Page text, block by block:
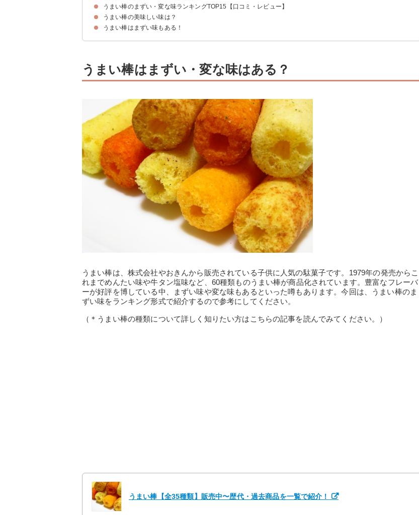
うまい棒のまずい・変な味ランキングTOP15【口コミ・レビュー】
15位：さとうきび味
14位：ココア味
13位：プレミアムうまい棒 和風ステーキ味
12位：エビマヨネーズ味
11位：モッツアレラチーズ＆カマンベールチーズ味
10位：シュガーラスク味
9位：とんかつソース味
8位：テリヤキバーガー味
7位：レモン味
6位：ドラゴン味
5位：チキンカレー味
4位：やきとり味
3位：なっとう味
2位：ピザ味
1位：牛タン塩味
うまい棒の美味しい味は？
5位：サラミ味
4位：たこ焼味
3位：チーズ味
2位：めんたい味
1位：コーンポタージュ味
うまい棒はまずい味もある！
うまい棒はまずい・変な味はある？
うまい棒は、株式会社やおきんから販売されている子供に人気の駄菓子です。1979年の発売からこ
れまでめんたい味や牛タン塩味など、60種類ものうまい棒が商品化されています。豊富なフレーバ
ーが好評を博している中、まずい味や変な味もあるといった噂もあります。今回は、うまい棒のま
ずい味をランキング形式で紹介するので参考にしてください。
（＊うまい棒の種類について詳しく知りたい方はこちらの記事を読んでみてください。）
うまい棒【全35種類】販売中〜歴代・過去商品を一覧で紹介！